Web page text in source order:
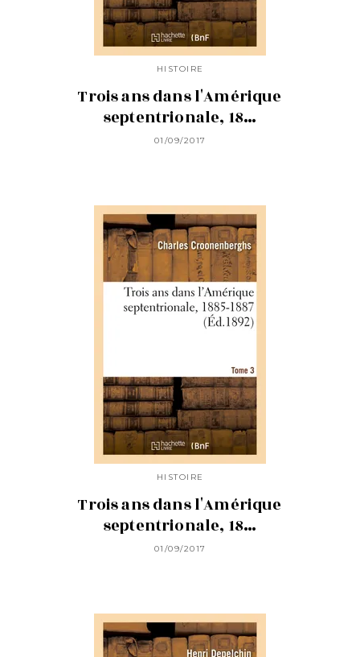
HISTOIRE
Trois ans dans l'Amérique
septentrionale, 18…
01/09/2017
HISTOIRE
Trois ans dans l'Amérique
septentrionale, 18…
01/09/2017